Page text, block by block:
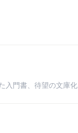
入門書、待望の文庫化